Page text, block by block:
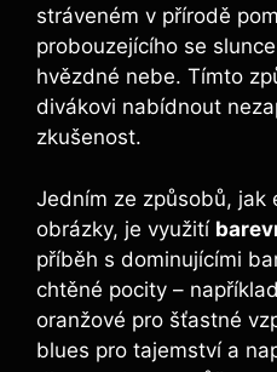
stráveném v přírodě
probouzejícího se
hvězdné nebe. Tímto
divákovi nabídnout
zkušenost.
Jedním ze způsobů, jak
obrázky, je využití
příběh s dominujícími
chtěné pocity –
oranžové pro šťastné
blues pro tajemství a